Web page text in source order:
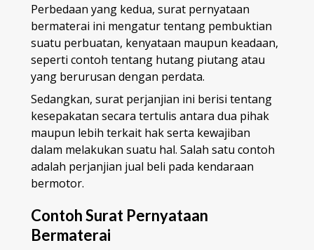
Perbedaan yang kedua, surat pernyataan
bermaterai ini mengatur tentang pembuktian
suatu perbuatan, kenyataan maupun keadaan,
seperti contoh tentang hutang piutang atau
yang berurusan dengan perdata.
Sedangkan, surat perjanjian ini berisi tentang
kesepakatan secara tertulis antara dua pihak
maupun lebih terkait hak serta kewajiban
dalam melakukan suatu hal. Salah satu contoh
adalah perjanjian jual beli pada kendaraan
bermotor.
Contoh Surat Pernyataan
Bermaterai